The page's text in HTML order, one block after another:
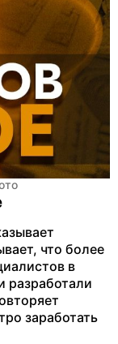
что более
в
разработали
заработать